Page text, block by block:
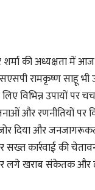
शर्मा की अध्यक्षता में
रामकृष्ण साहू
विभिन्न उपायों पर
और रणनीतियों पर
दिया और
कार्रवाई की
खराब संकेतक और